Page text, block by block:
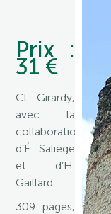
Prix :
31 €
Cl. Girardy,
avec la
collaboration
d’É. Saliège
et d’H.
Gaillard.
309 pages,